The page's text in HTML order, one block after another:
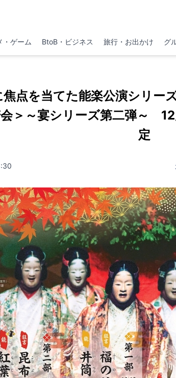
・ゲーム BtoB・ビジネス 旅行・お出かけ グ
焦点を当てた能楽公演シリ
＞～宴シリーズ第二弾～
定